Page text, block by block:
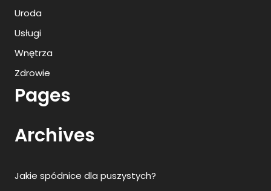
Uroda
Usługi
Wnętrza
Zdrowie
Pages
Archives
Jakie spódnice dla puszystych?